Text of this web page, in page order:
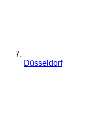
Düsseldorf